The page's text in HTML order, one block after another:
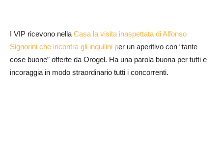
I VIP ricevono nella Casa la visita inaspettata di Alfonso
Signorini che incontra gli inquilini per un aperitivo con “tante
cose buone” offerte da Orogel. Ha una parola buona per tutti e
incoraggia in modo straordinario tutti i concorrenti.